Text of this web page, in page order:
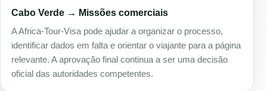
Cabo Verde → Missões comerciais
A Africa-Tour-Visa pode ajudar a organizar o processo,
identificar dados em falta e orientar o viajante para a página
relevante. A aprovação final continua a ser uma decisão
oficial das autoridades competentes.